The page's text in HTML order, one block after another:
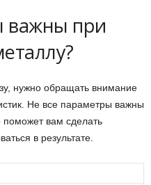
важны при
нужно обращать внимание
Не все параметры важны
поможет вам сделать
в результате.